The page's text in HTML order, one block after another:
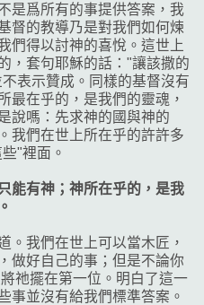
是爲所有的事提供答案，我
督的教導乃是對我們如何煉
們得以討神的喜悅。這世上
，套句耶穌的話："讓該撒的
表示贊成。同樣的基督沒有
最在乎的，是我們的靈魂，
說嗎：先求神的國與神的
我們在世上所在乎的許許多
"裡面。
能有神；神所在乎的，是我
。我們在世上可以當木匠，
做好自己的事；但是不論你
祂擺在第一位。明白了這一
事並沒有給我們標準答案。